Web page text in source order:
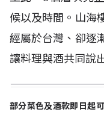
候以及時間。山海
經屬於台灣、卻逐
讓料理與酒共同說
部分菜色及酒款即日起